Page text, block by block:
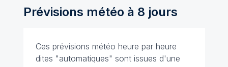
Prévisions météo à 8 jours
Ces prévisions météo heure par heure
dites "automatiques" sont issues d'une